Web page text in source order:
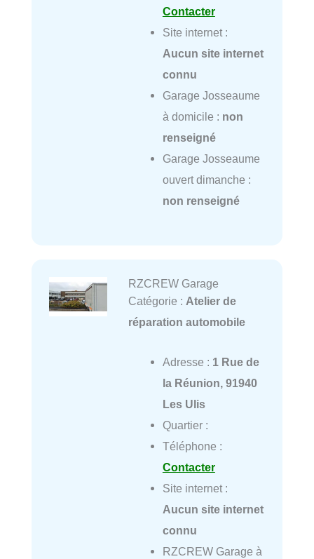
Contacter
Site internet :
Aucun site internet
connu
Garage Josseaume
à domicile : non
renseigné
Garage Josseaume
ouvert dimanche :
non renseigné
RZCREW Garage
Catégorie : Atelier de
réparation automobile
Adresse : 1 Rue de
la Réunion, 91940
Les Ulis
Quartier :
Téléphone :
Contacter
Site internet :
Aucun site internet
connu
RZCREW Garage à